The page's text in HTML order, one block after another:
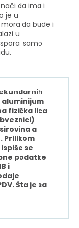
da ima i
je u
da bude i
u
samo
aluminijum
fizička lica
a
Prilikom
se
podatke
i
Šta je sa